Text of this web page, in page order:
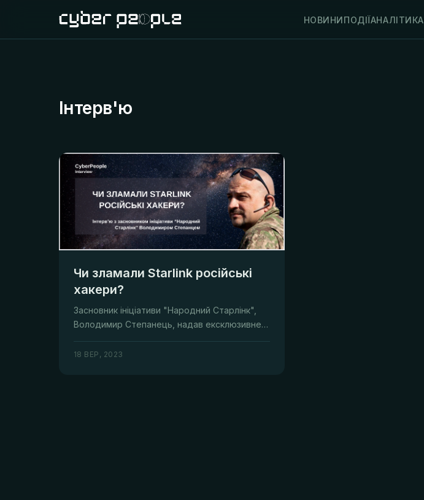
НОВИНИПОДІЇАНАЛІТИКА
Інтерв'ю
Чи зламали Starlink російські
хакери?
Засновник ініціативи "Народний Старлінк",
Володимир Степанець, надав ексклюзивне
інтерв'ю для CyberPeople. Проєкт «Народ...
18 ВЕР, 2023